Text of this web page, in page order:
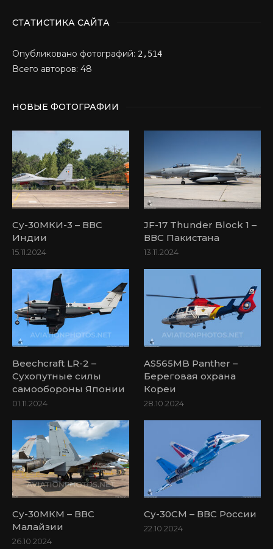
СТАТИСТИКА САЙТА
Опубликовано фотографий: 2,514
Всего авторов: 48
НОВЫЕ ФОТОГРАФИИ
Су-30МКИ-3 – ВВС
Индии
15.11.2024
JF-17 Thunder Block 1 –
ВВС Пакистана
13.11.2024
Beechcraft LR-2 –
Сухопутные силы
самообороны Японии
01.11.2024
AS565MB Panther –
Береговая охрана
Кореи
28.10.2024
Су-30МКМ – ВВС
Малайзии
26.10.2024
Су-30СМ – ВВС России
22.10.2024